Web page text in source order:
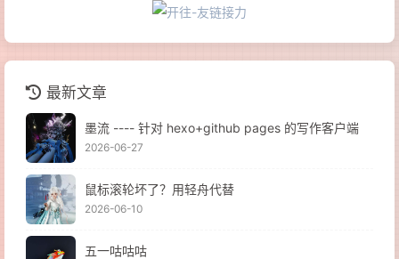
最新文章
墨流 ---- 针对 hexo+github pages 的写作客户端
2026-06-27
鼠标滚轮坏了？用轻舟代替
2026-06-10
五一咕咕咕